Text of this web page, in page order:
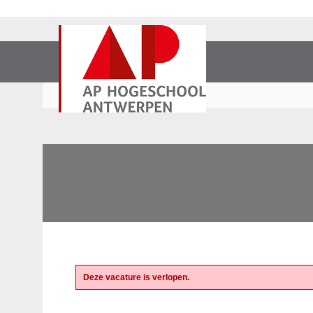
Deze vacature is verlopen.